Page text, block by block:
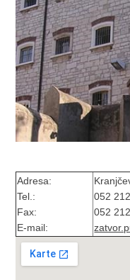
Adresa:
Tel.:
Fax:
E-mail:
052
052